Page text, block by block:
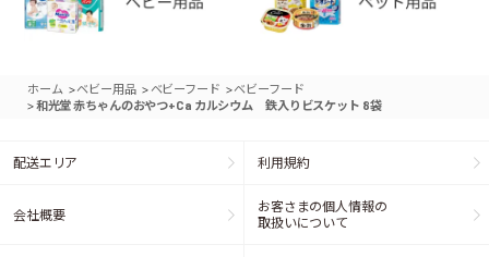
ホーム >ベビー用品 > ベビーフード >ベビーフード
>和光堂 赤ちゃんのおやつ+Ca カルシウム 鉄入りビスケット 8袋
配送エリア 利用規約
会社概要
お客さまの個人情報の
取扱いについて